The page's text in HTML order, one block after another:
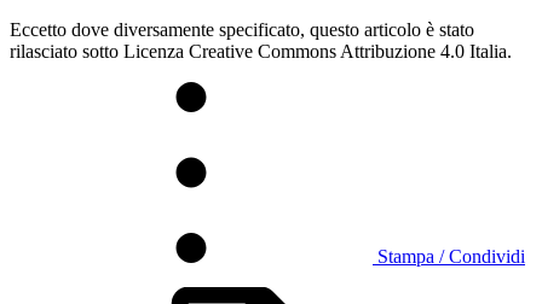
Eccetto dove diversamente specificato, questo articolo è stato
rilasciato sotto Licenza Creative Commons Attribuzione 4.0 Italia.
Stampa / Condividi